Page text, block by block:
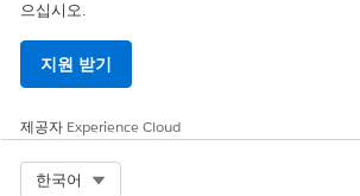
으십시오.
지원 받기
제공자 Experience Cloud
한국어